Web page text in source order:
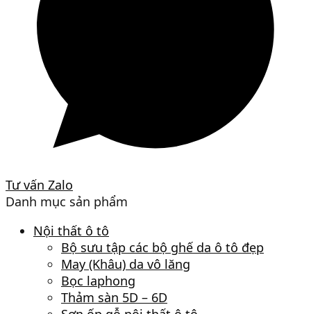
Tư vấn Zalo
Danh mục sản phẩm
Nội thất ô tô
Bộ sưu tập các bộ ghế da ô tô đẹp
May (Khâu) da vô lăng
Bọc laphong
Thảm sàn 5D – 6D